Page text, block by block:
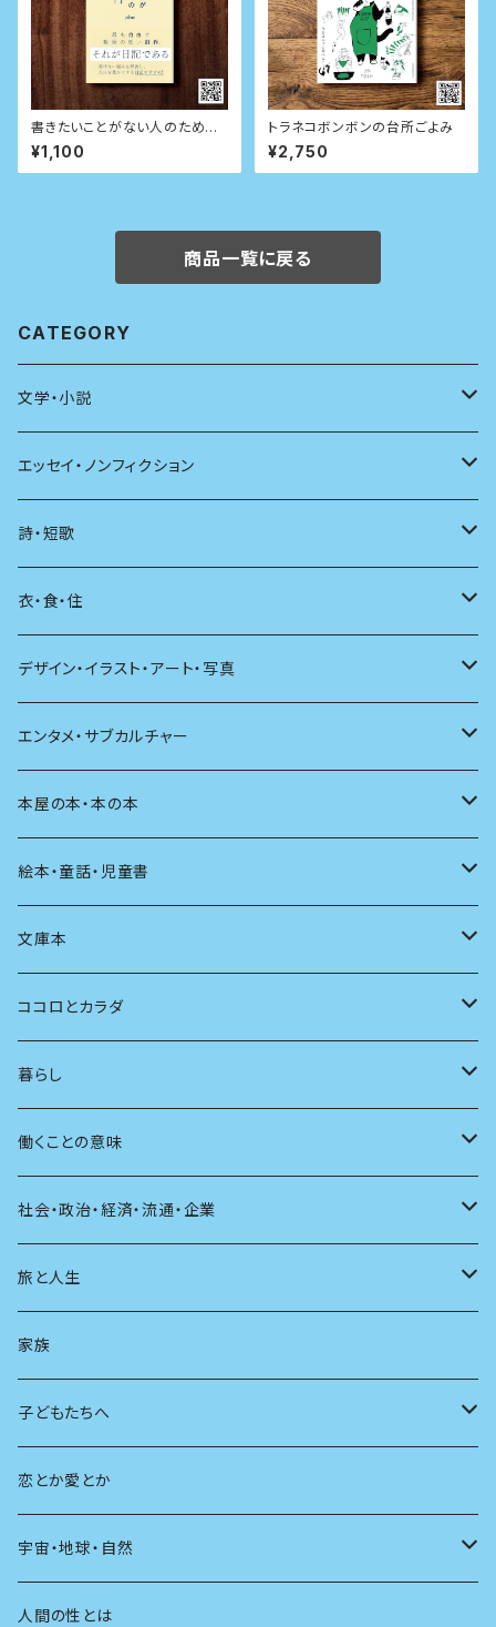
書きたいことがない人のための
日記入門 (星海社新書)
¥1,100
トラネコボンボンの台所ごよみ
¥2,750
商品一覧に戻る
CATEGORY
文学・小説
日本
海外
日本語
文学理論
評論
文章術
エッセイ・ノンフィクション
エッセイ
日記
ノンフィクション
その他
評論
言葉
言語
批評
アンソロジー
自伝・伝記
詩・短歌
詩
短歌
その他
衣・食・住
着る
食べる
料理
発酵・麹
住う
その他
デザイン・イラスト・アート・写真
デザイン
イラスト
アート
写真
その他
インテリア
ファッション
建築
スポーツ
AIと社会
広告
エンタメ・サブカルチャー
映画
音楽
マンガ
テレビ
ラジオ
マガジン
その他
アニメ
日本の芸能
本屋の本・本の本
本屋さんの本
本の本
読書
絵本・童話・児童書
小さいお子さん向け
自分で読めるようになったら
大人も楽しい絵本
海外絵本
童話
その他
文庫本
男性作家
女性作家
その他
ココロとカラダ
フェミニズム
カウンセリング
人間関係
健康
暮らし
料理
育児
日常生活
学ぶ楽しみ
働くことの意味
仕事のヒント
社会・政治・経済・流通・企業
過去
現在
未来
旅と人生
旅
人生
家族
子どもたちへ
教育
友達
学校
恋とか愛とか
宇宙・地球・自然
動物
人間の性とは